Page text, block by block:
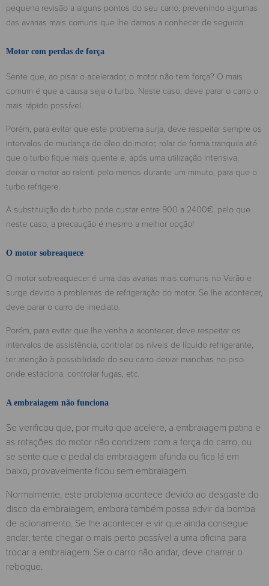
pequena revisão a alguns pontos do seu carro, prevenindo algumas
das avarias mais comuns que lhe damos a conhecer de seguida:
Motor com perdas de força
Sente que, ao pisar o acelerador, o motor não tem força? O mais
comum é que a causa seja o turbo. Neste caso, deve parar o carro o
mais rápido possível.
Porém, para evitar que este problema surja, deve respeitar sempre os
intervalos de mudança de óleo do motor, rolar de forma tranquila até
que o turbo fique mais quente e, após uma utilização intensiva,
deixar o motor ao ralenti pelo menos durante um minuto, para que o
turbo refrigere.
A substituição do turbo pode custar entre 900 a 2400€, pelo que
neste caso, a precaução é mesmo a melhor opção!
O motor sobreaquece
O motor sobreaquecer é uma das avarias mais comuns no Verão e
surge devido a problemas de refrigeração do motor. Se lhe acontecer,
deve parar o carro de imediato.
Porém, para evitar que lhe venha a acontecer, deve respeitar os
intervalos de assistência, controlar os níveis de líquido refrigerante,
ter atenção à possibilidade do seu carro deixar manchas no piso
onde estaciona, controlar fugas, etc.
A embraiagem não funciona
Se verificou que, por muito que acelere, a embraiagem patina e
as rotações do motor não condizem com a força do carro, ou
se sente que o pedal da embraiagem afunda ou fica lá em
baixo, provavelmente ficou sem embraiagem.
Normalmente, este problema acontece devido ao desgaste do
disco da embraiagem, embora também possa advir da bomba
de acionamento. Se lhe acontecer e vir que ainda consegue
andar, tente chegar o mais perto possível a uma oficina para
trocar a embraiagem. Se o carro não andar, deve chamar o
reboque.